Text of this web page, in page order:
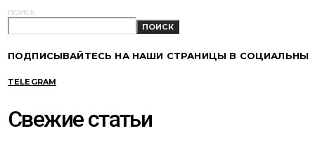
ПОИСК
ПОИСК
ПОДПИСЫВАЙТЕСЬ НА НАШИ СТРАНИЦЫ В СОЦИАЛЬНЫХ
TELEGRAM
Свежие статьи